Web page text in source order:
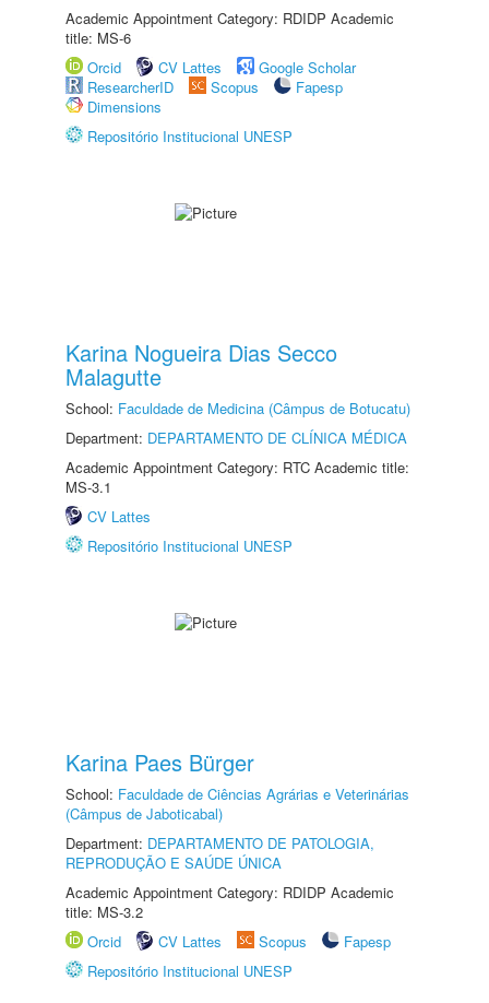
Academic Appointment Category: RDIDP Academic
title: MS-6
Orcid
CV Lattes
Google Scholar
ResearcherID
Scopus
Fapesp
Dimensions
Repositório Institucional UNESP
Karina Nogueira Dias Secco
Malagutte
School: Faculdade de Medicina (Câmpus de Botucatu)
Department: DEPARTAMENTO DE CLÍNICA MÉDICA
Academic Appointment Category: RTC Academic title:
MS-3.1
CV Lattes
Repositório Institucional UNESP
Karina Paes Bürger
School: Faculdade de Ciências Agrárias e Veterinárias
(Câmpus de Jaboticabal)
Department: DEPARTAMENTO DE PATOLOGIA,
REPRODUÇÃO E SAÚDE ÚNICA
Academic Appointment Category: RDIDP Academic
title: MS-3.2
Orcid
CV Lattes Scopus
Fapesp
Repositório Institucional UNESP